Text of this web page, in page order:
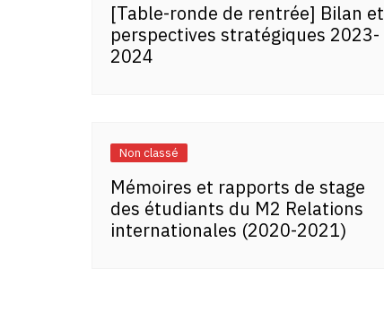
[Table-ronde de rentrée] Bilan et
perspectives stratégiques 2023-
2024
Non classé
Mémoires et rapports de stage
des étudiants du M2 Relations
internationales (2020-2021)